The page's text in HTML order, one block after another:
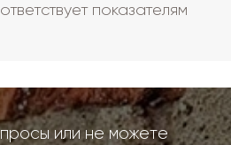
показателям
или не можете